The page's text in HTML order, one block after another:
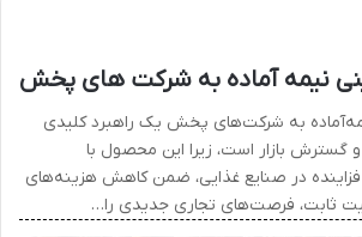
نیمه آماده به شرکت های پخش
به شرکت‌های پخش یک راهبرد کلیدی
گسترش بازار است، زیرا این محصول با
در صنایع غذایی، ضمن کاهش هزینه‌های
ثابت، فرصت‌های تجاری جدیدی را…